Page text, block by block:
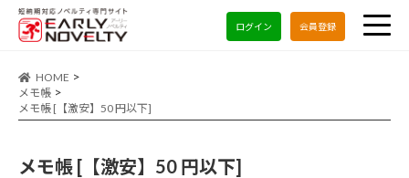
ログイン 会員登録
HOME
メモ帳
メモ帳 [【激安】50 円以下]
メモ帳 [【激安】50 円以下]